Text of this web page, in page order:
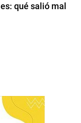
qué salió mal